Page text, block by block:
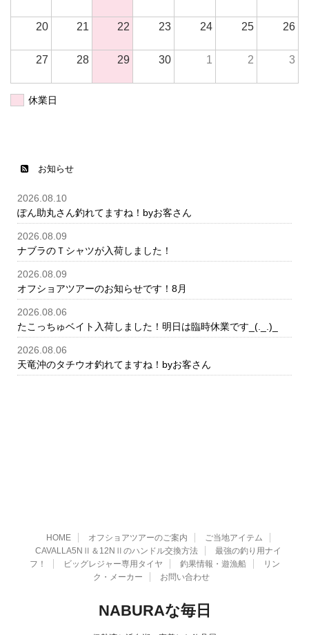
20 21 22 23 24 25 26
27 28 29 30 1 2 3
休業日
お知らせ
2026.08.10
ぽん助丸さん釣れてますね！byお客さん
2026.08.09
ナブラのＴシャツが入荷しました！
2026.08.09
オフショアツアーのお知らせです！8月
2026.08.06
たこっちゅベイト入荷しました！明日は臨時休業です_(._.)_
2026.08.06
天竜沖のタチウオ釣れてますね！byお客さん
HOME オフショアツアーのご案内
ご当地アイテム
CAVALLA5NⅡ＆12NⅡのハンドル交換方法
最強の釣り用ナイ
フ！
ビッグレジャー専用タイヤ 釣果情報・遊漁船
リン
ク・メーカー
お問い合わせ
NABURAな毎日